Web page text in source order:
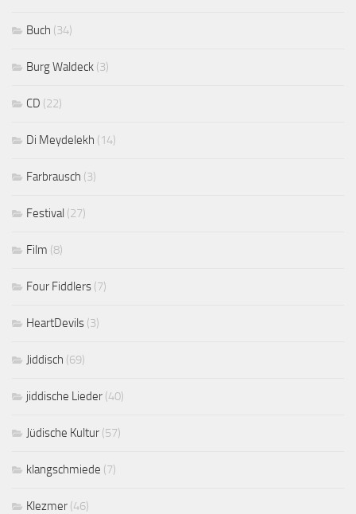
Buch (34)
Burg Waldeck (3)
CD (22)
Di Meydelekh (14)
Farbrausch (3)
Festival (27)
Film (8)
Four Fiddlers (7)
HeartDevils (3)
Jiddisch (69)
jiddische Lieder (40)
Jüdische Kultur (57)
klangschmiede (7)
Klezmer (46)